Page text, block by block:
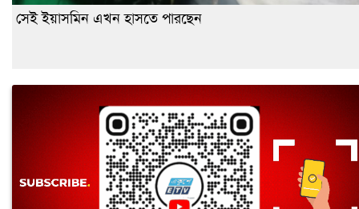
সেই ইয়াসমিন এখন হাসতে পারছেন